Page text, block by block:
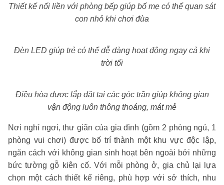
Thiết kế nối liền với phòng bếp giúp bố mẹ có thể quan sát
con nhỏ khi chơi đùa
Đèn LED giúp trẻ có thể dễ dàng hoạt động ngay cả khi
trời tối
Điều hòa được lắp đặt tại các góc trần giúp không gian
vận động luôn thông thoáng, mát mẻ
Nơi nghỉ ngơi, thư giãn của gia đình (gồm 2 phòng ngủ, 1
phòng vui chơi) được bố trí thành một khu vực độc lập,
ngăn cách với không gian sinh hoạt bên ngoài bởi những
bức tường gỗ kiên cố. Với mỗi phòng ở, gia chủ lại lựa
chọn một cách thiết kế riêng, phù hợp với sở thích, nhu